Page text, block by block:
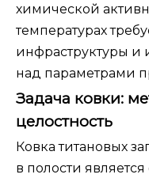
химической
температурах
инфраструктуры и
над параметрами
Задача ковки:
целостность
Ковка титановых
в полости